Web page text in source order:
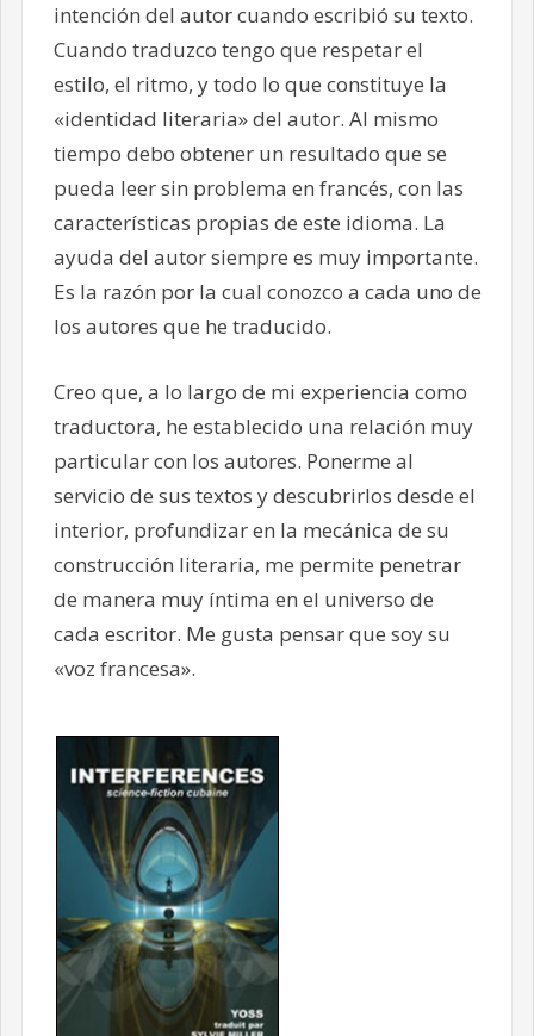
intención del autor cuando escribió su texto.
Cuando traduzco tengo que respetar el
estilo, el ritmo, y todo lo que constituye la
«identidad literaria» del autor. Al mismo
tiempo debo obtener un resultado que se
pueda leer sin problema en francés, con las
características propias de este idioma. La
ayuda del autor siempre es muy importante.
Es la razón por la cual conozco a cada uno de
los autores que he traducido.
Creo que, a lo largo de mi experiencia como
traductora, he establecido una relación muy
particular con los autores. Ponerme al
servicio de sus textos y descubrirlos desde el
interior, profundizar en la mecánica de su
construcción literaria, me permite penetrar
de manera muy íntima en el universo de
cada escritor. Me gusta pensar que soy su
«voz francesa».